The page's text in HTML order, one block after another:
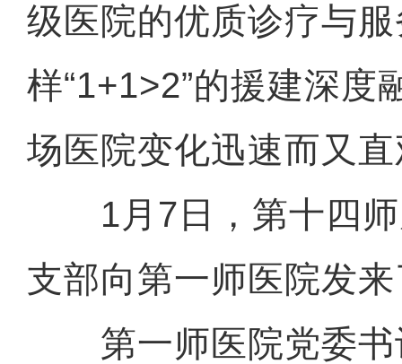
级医院的优质诊疗与
样“1+1>2”的援建深度
场医院变化迅速而又
1月7日，第十四师
支部向第一师医院发
第一师医院党委书